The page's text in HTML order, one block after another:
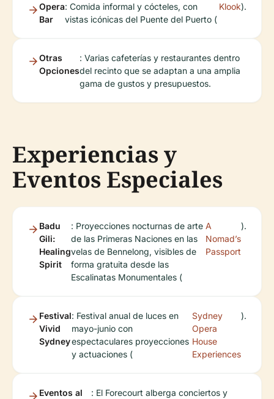
Opera
Bar
: Comida informal y cócteles, con
vistas icónicas del Puente del Puerto (
Klook).
Otras
Opciones
: Varias cafeterías y restaurantes dentro
del recinto que se adaptan a una amplia
gama de gustos y presupuestos.
Experiencias y
Eventos Especiales
Badu
Gili:
Healing
Spirit
: Proyecciones nocturnas de arte
de las Primeras Naciones en las
velas de Bennelong, visibles de
forma gratuita desde las
Escalinatas Monumentales (
A
Nomad’s
Passport
).
Festival
Vivid
Sydney
: Festival anual de luces en
mayo-junio con
espectaculares proyecciones
y actuaciones (
Sydney
Opera
House
Experiences
).
Eventos al
: El Forecourt alberga conciertos y